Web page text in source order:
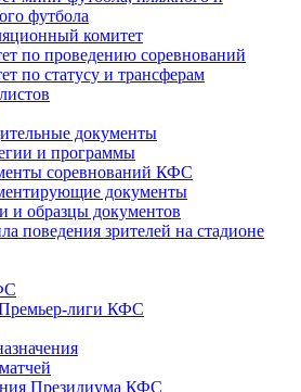
футбола
комитет
по проведению соревнований
по статусу и трансферам
документы
и программы
соревнований КФС
документы
и образцы документов
поведения зрителей на стадионе
лиги КФС
Президиума КФС